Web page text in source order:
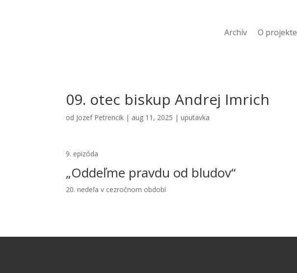
Archív O projekte
09. otec biskup Andrej Imrich
od Jozef Petrencik | aug 11, 2025 |uputavka
9. epizóda
„Oddeľme pravdu od bludov“
20. nedeľa v cezročnom období